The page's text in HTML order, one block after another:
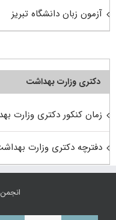
آزمون زبان دانشگاه تبریز
دکتری وزارت بهداشت
زمان کنکور دکتری وزارت
دفترچه دکتری وزارت بهداشت